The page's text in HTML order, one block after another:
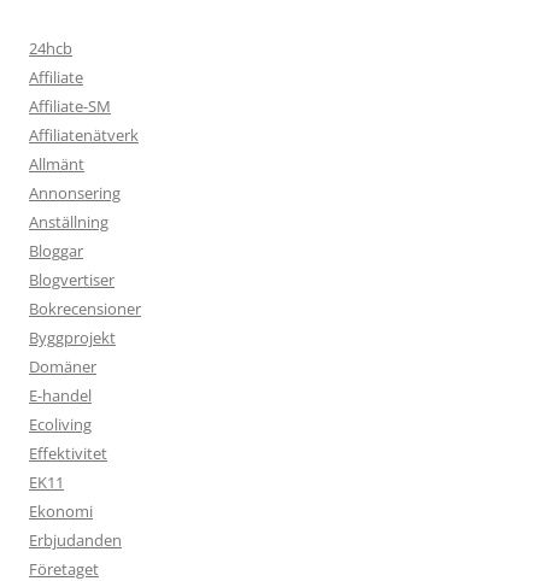
24hcb
Affiliate
Affiliate-SM
Affiliatenätverk
Allmänt
Annonsering
Anställning
Bloggar
Blogvertiser
Bokrecensioner
Byggprojekt
Domäner
E-handel
Ecoliving
Effektivitet
EK11
Ekonomi
Erbjudanden
Företaget